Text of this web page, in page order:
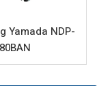
15BAH
Yamada NDP-
80BAN